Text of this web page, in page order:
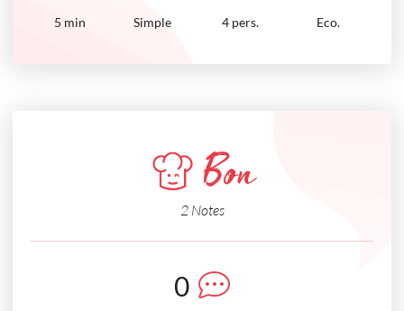
5 min Simple 4 pers. Eco.
Bon
2 Notes
0